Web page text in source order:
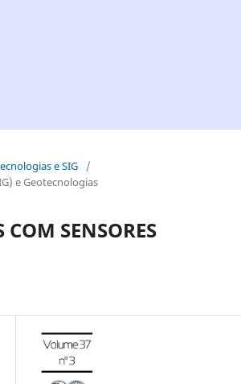
e SIG
/
e Geotecnologias
SENSORES